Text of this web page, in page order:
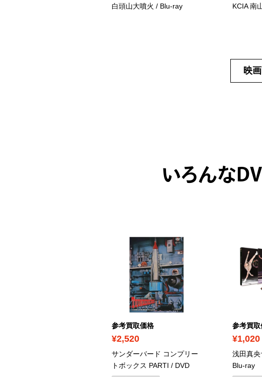
白頭山大噴火 / Blu-ray KCIA 南
映
いろんな
参考買取価格
¥2,520
サンダーバード コンプリー
トボックス PARTI / DVD
参考買取
¥1,020
浅田真
Blu-ray